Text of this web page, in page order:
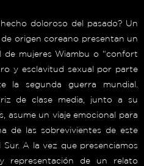
doloroso del pasado? Un
origen coreano presentan un
mujeres Wiambu o “confort
y esclavitud sexual por parte
la segunda guerra mundial.
de clase media, junto a su
asume un viaje emocional para
de las sobrevivientes de este
A la vez que presenciamos
representación de un relato